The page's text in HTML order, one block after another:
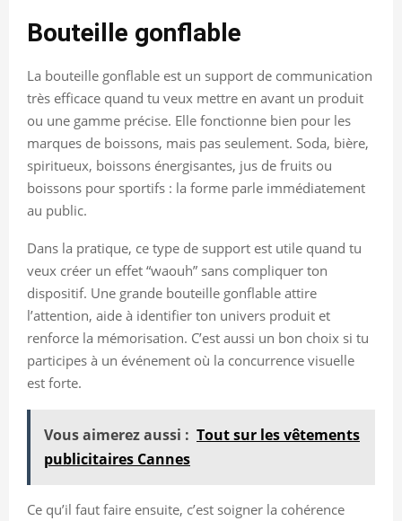
Bouteille gonflable
La bouteille gonflable est un support de communication
très efficace quand tu veux mettre en avant un produit
ou une gamme précise. Elle fonctionne bien pour les
marques de boissons, mais pas seulement. Soda, bière,
spiritueux, boissons énergisantes, jus de fruits ou
boissons pour sportifs : la forme parle immédiatement
au public.
Dans la pratique, ce type de support est utile quand tu
veux créer un effet “waouh” sans compliquer ton
dispositif. Une grande bouteille gonflable attire
l’attention, aide à identifier ton univers produit et
renforce la mémorisation. C’est aussi un bon choix si tu
participes à un événement où la concurrence visuelle
est forte.
Vous aimerez aussi : Tout sur les vêtements
publicitaires Cannes
Ce qu’il faut faire ensuite, c’est soigner la cohérence